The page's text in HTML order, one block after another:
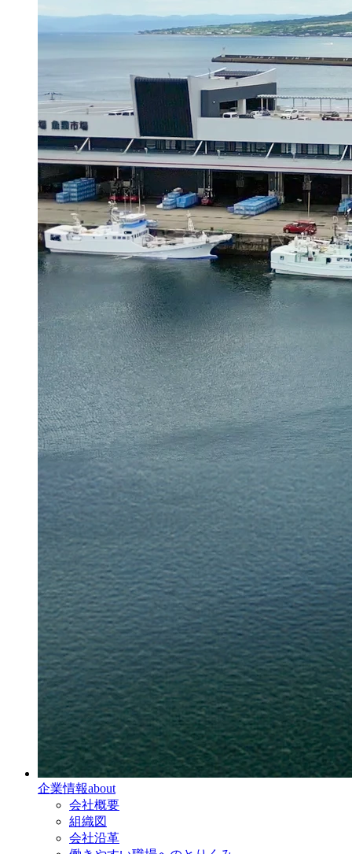
企業情報about
会社概要
組織図
会社沿革